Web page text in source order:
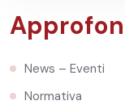
News – Eventi
Normativa